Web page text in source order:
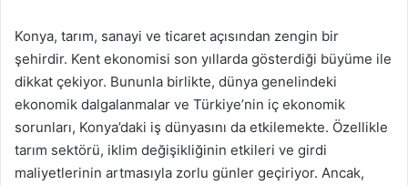
Konya, tarım, sanayi ve ticaret açısından zengin bir
şehirdir. Kent ekonomisi son yıllarda gösterdiği büyüme ile
dikkat çekiyor. Bununla birlikte, dünya genelindeki
ekonomik dalgalanmalar ve Türkiye’nin iç ekonomik
sorunları, Konya’daki iş dünyasını da etkilemekte. Özellikle
tarım sektörü, iklim değişikliğinin etkileri ve girdi
maliyetlerinin artmasıyla zorlu günler geçiriyor. Ancak,